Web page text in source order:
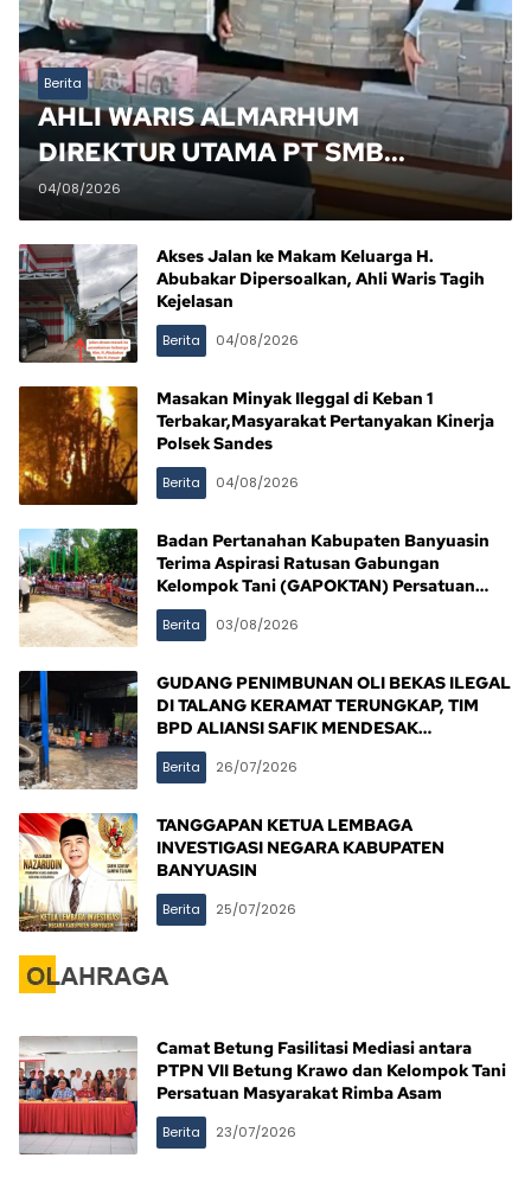
Berita
AHLI WARIS ALMARHUM
DIREKTUR UTAMA PT SMB
KEMBALIKAN UANG KERUGIAN
NEGARA Rp10,5 MILIAR, SISA
Rp116,7 MILIAR DIJANJI LUNAS 12
04/08/2026
Akses Jalan ke Makam Keluarga H.
Abubakar Dipersoalkan, Ahli Waris Tagih
Kejelasan
Berita 04/08/2026
Masakan Minyak Ileggal di Keban 1
Terbakar,Masyarakat Pertanyakan Kinerja
Polsek Sandes
Berita 04/08/2026
Badan Pertanahan Kabupaten Banyuasin
Terima Aspirasi Ratusan Gabungan
Kelompok Tani (GAPOKTAN) Persatuan
Masyarakat Rimba Asam
Berita 03/08/2026
GUDANG PENIMBUNAN OLI BEKAS ILEGAL
DI TALANG KERAMAT TERUNGKAP, TIM
BPD ALIANSI SAFIK MENDESAK
PENINDAKAN TEGAS PEMERINTAH
BANYUASIN
Berita 26/07/2026
TANGGAPAN KETUA LEMBAGA
INVESTIGASI NEGARA KABUPATEN
BANYUASIN
Berita 25/07/2026
Camat Betung Fasilitasi Mediasi antara
PTPN VII Betung Krawo dan Kelompok Tani
Persatuan Masyarakat Rimba Asam
Berita 23/07/2026